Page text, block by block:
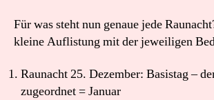
Für was steht nun genaue jede
kleine Auflistung mit der jeweiligen
Raunacht 25. Dezember: Basistag –
zugeordnet = Januar